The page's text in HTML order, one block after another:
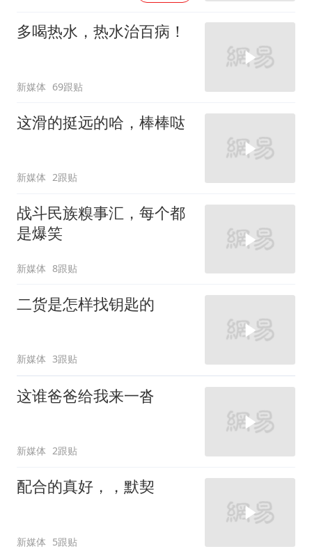
多喝热水，热水治百病！
新媒体 69跟贴
这滑的挺远的哈，棒棒哒
新媒体 2跟贴
战斗民族糗事汇，每个都
是爆笑
新媒体 8跟贴
二货是怎样找钥匙的
新媒体 3跟贴
这谁爸爸给我来一沓
新媒体 2跟贴
配合的真好，，默契
新媒体 5跟贴